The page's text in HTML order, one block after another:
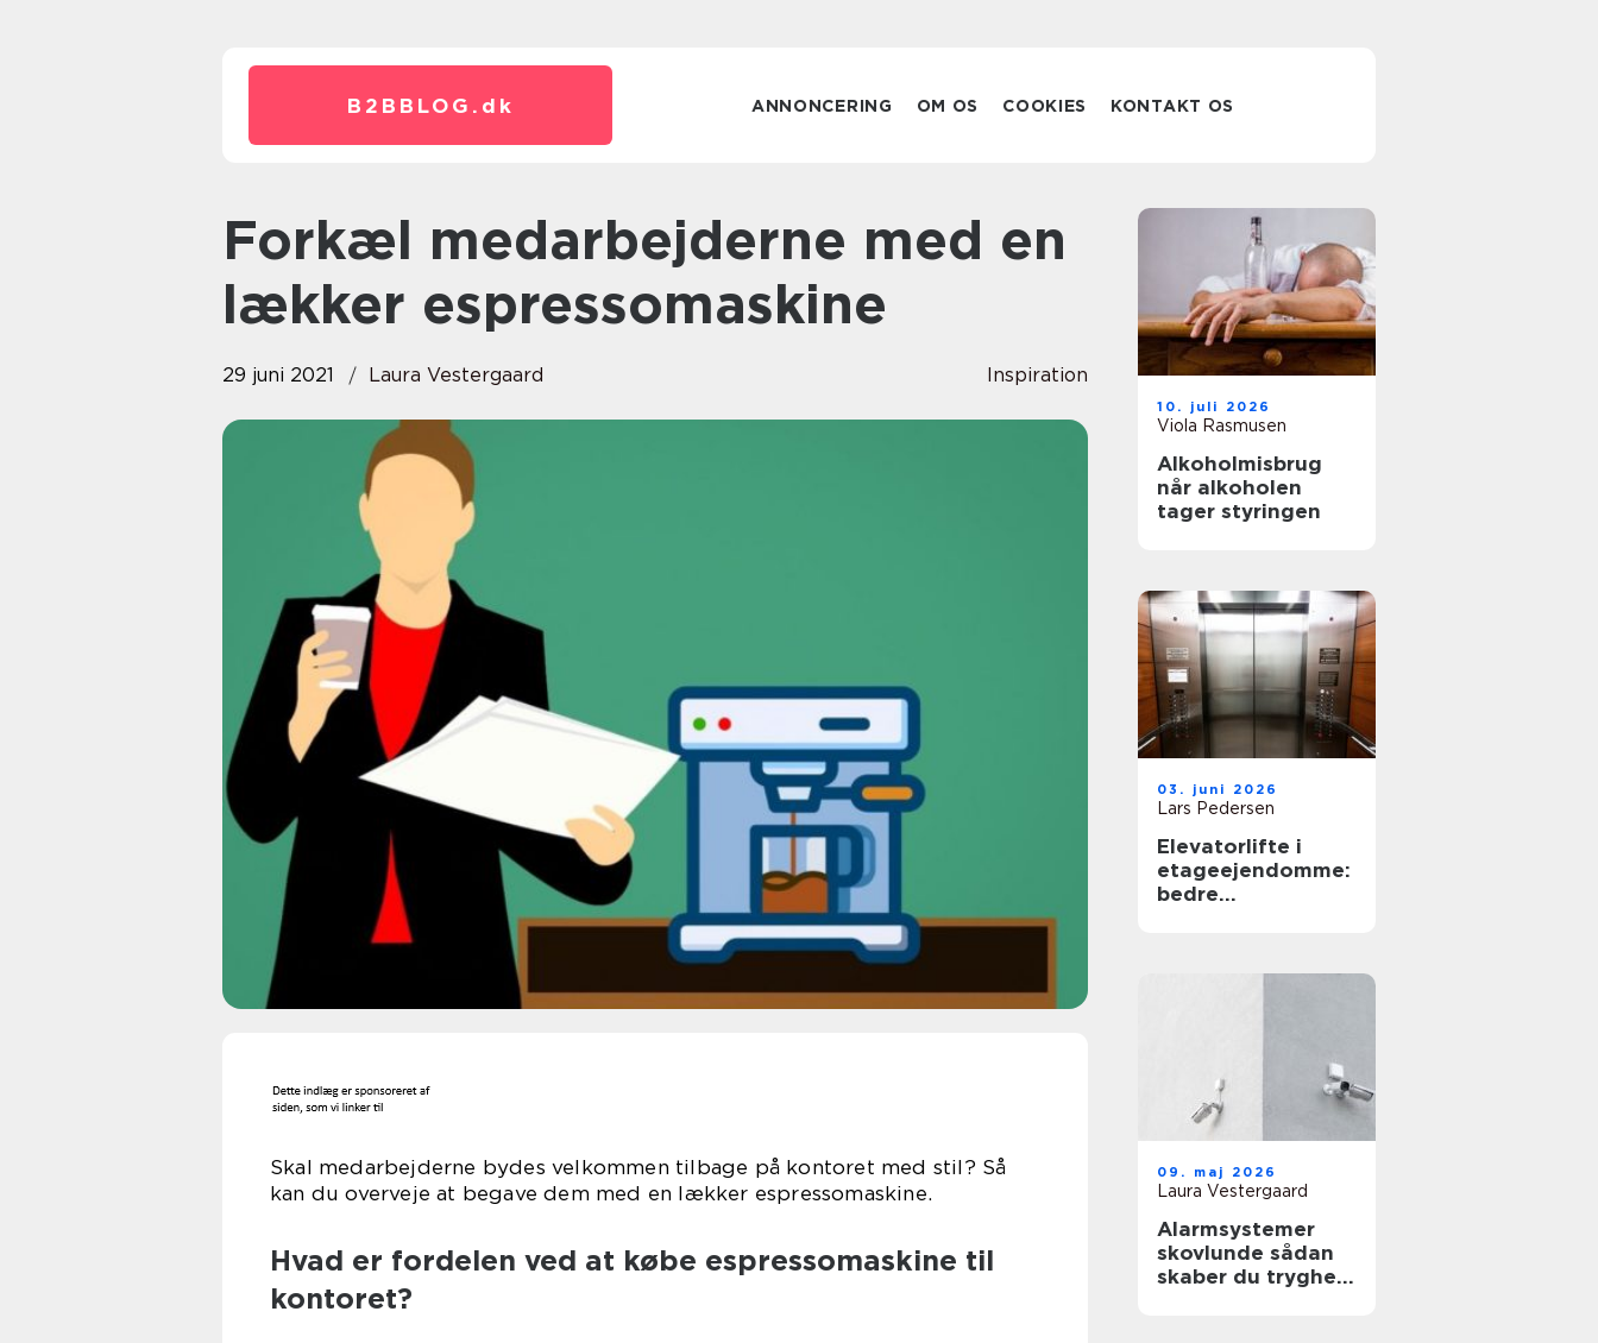
B2BBLOG. dk ANNONCERING OM OS COOKIES KONTAKT OS
Forkæl medarbejderne med en
lækker espressomaskine
29 juni 2021 Laura Vestergaard Inspiration
Skal medarbejderne bydes velkommen tilbage på kontoret med stil? Så
kan du overveje at begave dem med en lækker espressomaskine.
Hvad er fordelen ved at købe espressomaskine til
kontoret?
10. juli 2026
Viola Rasmusen
Alkoholmisbrug
når alkoholen
tager styringen
03. juni 2026
Lars Pedersen
Elevatorlifte i
etageejendomme:
bedre
09. maj 2026
Laura Vestergaard
Alarmsystemer
skovlunde sådan
skaber du tryghed